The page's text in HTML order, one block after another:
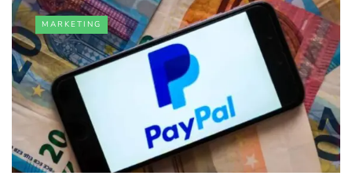
MARKETING